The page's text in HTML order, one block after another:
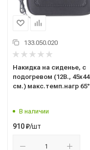
133.050.020
Накидка на сиденье, с
подогревом (12В., 45х44
см.) макс.темп.нагр 65°
В наличии
910₽/шт